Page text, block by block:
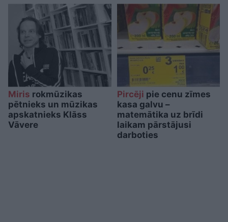
Miris rokmūzikas
pētnieks un mūzikas
apskatnieks Klāss
Vāvere
Pircēji pie cenu zīmes
kasa galvu –
matemātika uz brīdi
laikam pārstājusi
darboties